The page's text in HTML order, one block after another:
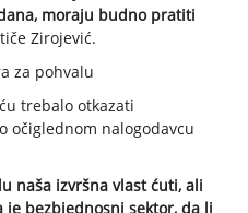
moraju budno pratiti
Zirojević.
za pohvalu
trebalo otkazati
očiglednom nalogodavcu
naša izvršna vlast ćuti, ali
bezbjednosni sektor, da li